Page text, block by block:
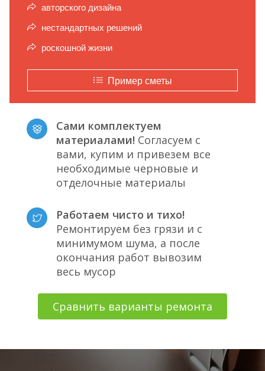
авторского дизайна
нестандартных решений
роскошной жизни
Пример сметы
Сами комплектуем
материалами! Согласуем с
вами, купим и привезем все
необходимые черновые и
отделочные материалы
Работаем чисто и тихо!
Ремонтируем без грязи и с
минимумом шума, а после
окончания работ вывозим
весь мусор
Сравнить варианты ремонта